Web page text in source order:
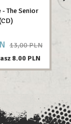
- The Senior
13,00 PLN
8.00 PLN